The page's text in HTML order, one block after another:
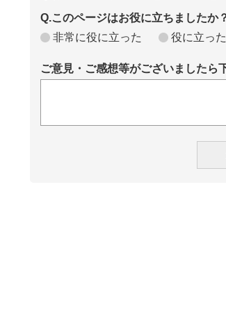
Q.このページはお役に立ちましたか
非常に役に立った
役に立った
ご意見・ご感想等がございましたら